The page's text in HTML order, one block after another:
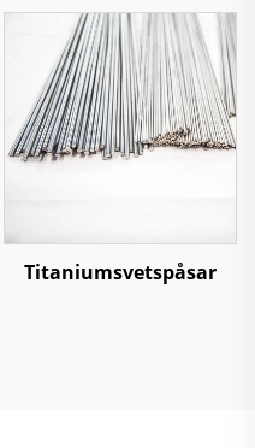
Titaniumsvetspåsar